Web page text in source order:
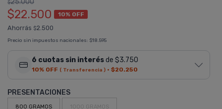
$25.000
$22.500 10% OFF
Ahorrás $2.500
Precio sin impuestos nacionales: $18.595
6 cuotas sin interésde $3.750
10% OFF ( Transferencia ) · $20.250
PRESENTACIONES
800 GRAMOS 1000 GRAMOS